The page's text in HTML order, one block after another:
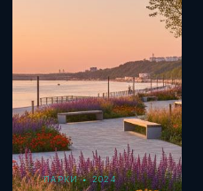
ПАРКИ • 2024